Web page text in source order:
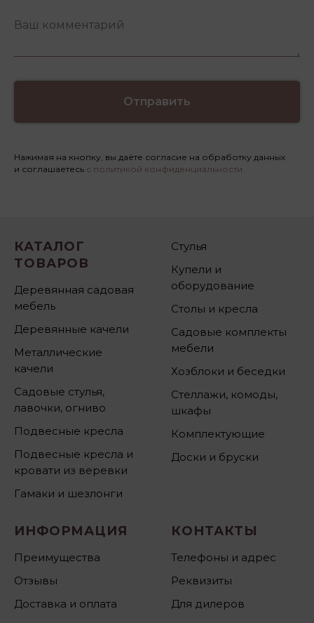
Отправить
Нажимая на кнопку, вы даёте согласие на обработку данных
и соглашаетесь с политикой конфиденциальности.
КАТАЛОГ
ТОВАРОВ
Деревянная садовая
мебель
Деревянные качели
Металлические
качели
Садовые стулья,
лавочки, огниво
Подвесные кресла
Подвесные кресла и
кровати из веревки
Гамаки и шезлонги
Стулья
Купели и
оборудование
Столы и кресла
Садовые комплекты
мебели
Хозблоки и беседки
Стеллажи, комоды,
шкафы
Комплектующие
Доски и бруски
ИНФОРМАЦИЯ
Преимущества
Отзывы
Доставка и оплата
КОНТАКТЫ
Телефоны и адрес
Реквизиты
Для дилеров